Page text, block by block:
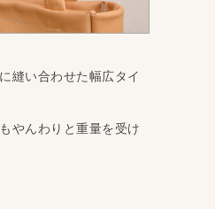
縫い合わせた幅広タイ
やんわりと重量を受け